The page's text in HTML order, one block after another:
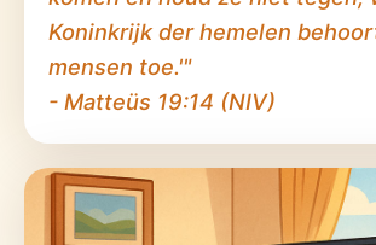
Koninkrijk der hemelen
mensen toe.'"
- Matteüs 19:14 (NIV)